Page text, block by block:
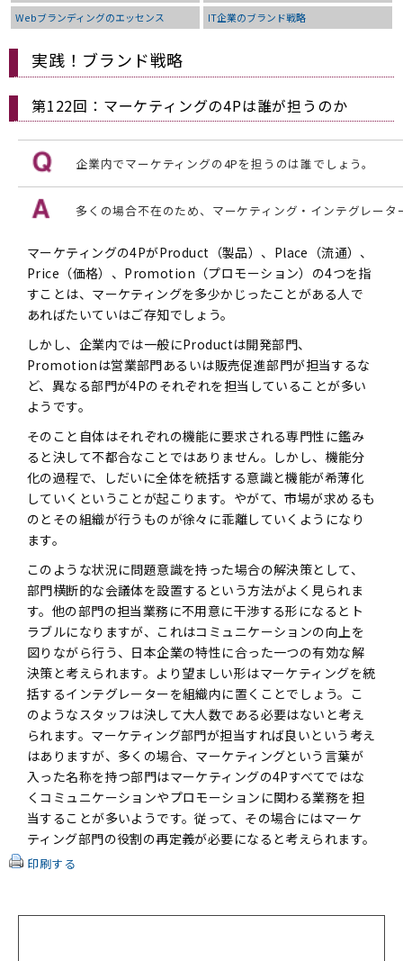
Webブランディングのエッセンス
IT企業のブランド戦略
実践！ブランド戦略
第122回：マーケティングの4Pは誰が担うのか
企業内でマーケティングの4Pを担うのは誰でしょう。
多くの場合不在のため、マーケティング・インテグレー
マーケティングの4PがProduct（製品）、Place（流通）、
Price（価格）、Promotion（プロモーション）の4つを指
すことは、マーケティングを多少かじったことがある人で
あればたいていはご存知でしょう。
しかし、企業内では一般にProductは開発部門、
Promotionは営業部門あるいは販売促進部門が担当するな
ど、異なる部門が4Pのそれぞれを担当していることが多い
ようです。
そのこと自体はそれぞれの機能に要求される専門性に鑑み
ると決して不都合なことではありません。しかし、機能分
化の過程で、しだいに全体を統括する意識と機能が希薄化
していくということが起こります。やがて、市場が求めるも
のとその組織が行うものが徐々に乖離していくようになり
ます。
このような状況に問題意識を持った場合の解決策として、
部門横断的な会議体を設置するという方法がよく見られま
す。他の部門の担当業務に不用意に干渉する形になるとト
ラブルになりますが、これはコミュニケーションの向上を
図りながら行う、日本企業の特性に合った一つの有効な解
決策と考えられます。より望ましい形はマーケティングを統
括するインテグレーターを組織内に置くことでしょう。こ
のようなスタッフは決して大人数である必要はないと考え
られます。マーケティング部門が担当すれば良いという考え
はありますが、多くの場合、マーケティングという言葉が
入った名称を持つ部門はマーケティングの4Pすべてではな
くコミュニケーションやプロモーションに関わる業務を担
当することが多いようです。従って、その場合にはマーケ
ティング部門の役割の再定義が必要になると考えられます。
印刷する